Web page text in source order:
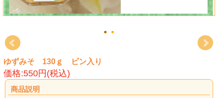
ゆずみそ 130ｇ ビン入り
価格:550円(税込)
商品説明